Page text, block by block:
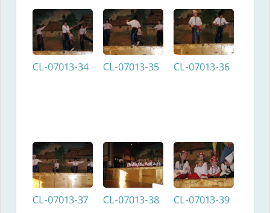
CL-07013-34 CL-07013-35 CL-07013-36
CL-07013-37 CL-07013-38 CL-07013-39